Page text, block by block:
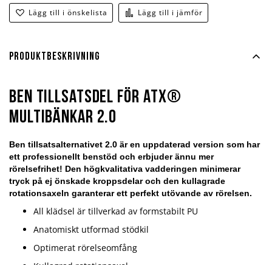
Lägg till i önskelista Lägg till i jämför
Produktbeskrivning
Ben Tillsatsdel för ATX®
Multibänkar 2.0
Ben tillsatsalternativet 2.0 är en uppdaterad version som har
ett professionellt benstöd och erbjuder ännu mer
rörelsefrihet! Den högkvalitativa vadderingen minimerar
tryck på ej önskade kroppsdelar och den kullagrade
rotationsaxeln garanterar ett perfekt utövande av rörelsen.
All klädsel är tillverkad av formstabilt PU
Anatomiskt utformad stödkil
Optimerat rörelseomfång